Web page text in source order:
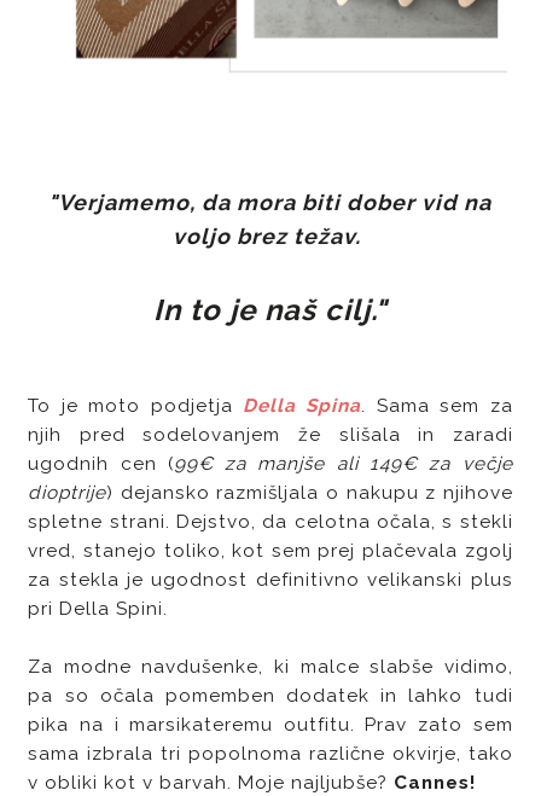
"Verjamemo, da mora biti dober vid na
voljo brez težav.
In to je naš cilj."
To je moto podjetja Della Spina. Sama sem za
njih pred sodelovanjem že slišala in zaradi
ugodnih cen (99€ za manjše ali 149€ za večje
dioptrije) dejansko razmišljala o nakupu z njihove
spletne strani. Dejstvo, da celotna očala, s stekli
vred, stanejo toliko, kot sem prej plačevala zgolj
za stekla je ugodnost definitivno velikanski plus
pri Della Spini.
Za modne navdušenke, ki malce slabše vidimo,
pa so očala pomemben dodatek in lahko tudi
pika na i marsikateremu outfitu. Prav zato sem
sama izbrala tri popolnoma različne okvirje, tako
v obliki kot v barvah. Moje najljubše? Cannes!